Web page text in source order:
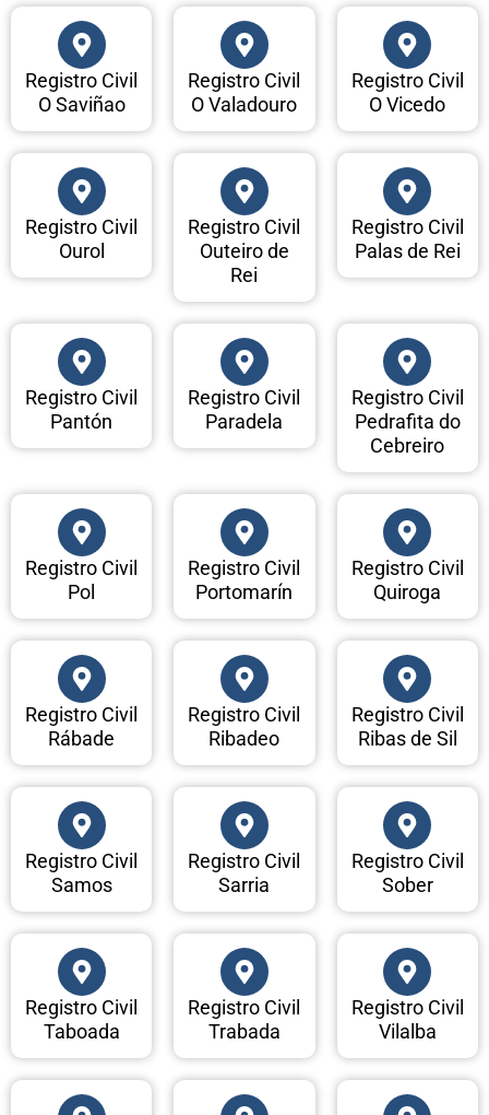
Registro Civil
O Saviñao
Registro Civil
O Valadouro
Registro Civil
O Vicedo
Registro Civil
Ourol
Registro Civil
Outeiro de
Rei
Registro Civil
Palas de Rei
Registro Civil
Pantón
Registro Civil
Paradela
Registro Civil
Pedrafita do
Cebreiro
Registro Civil
Pol
Registro Civil
Portomarín
Registro Civil
Quiroga
Registro Civil
Rábade
Registro Civil
Ribadeo
Registro Civil
Ribas de Sil
Registro Civil
Samos
Registro Civil
Sarria
Registro Civil
Sober
Registro Civil
Taboada
Registro Civil
Trabada
Registro Civil
Vilalba